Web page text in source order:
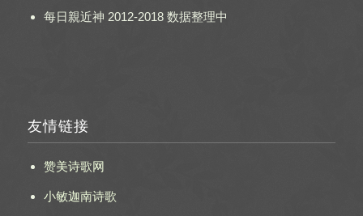
每日親近神 2012-2018 数据整理中
友情链接
赞美诗歌网
小敏迦南诗歌